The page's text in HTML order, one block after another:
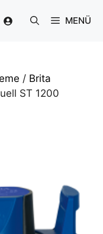
MENÜ
/ Brita
ST 1200